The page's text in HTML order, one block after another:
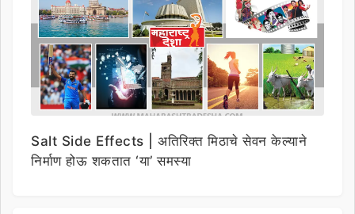
Salt Side Effects | अतिरिक्त मिठाचे सेवन केल्याने
निर्माण होऊ शकतात ‘या’ समस्या